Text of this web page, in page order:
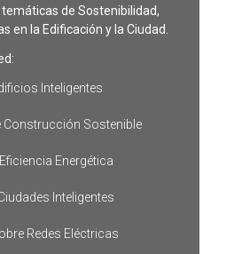
de Sostenibilidad,
en la Edificación y la Ciudad.
Inteligentes
Construcción Sostenible
Energética
Inteligentes
Redes Eléctricas